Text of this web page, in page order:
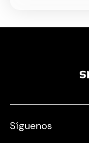
Síguenos